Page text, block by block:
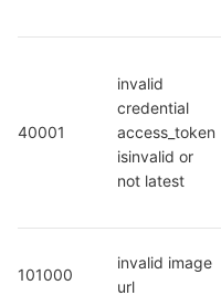
40001
invalid
credential
access_token
isinvalid or
not latest
101000
invalid image
url